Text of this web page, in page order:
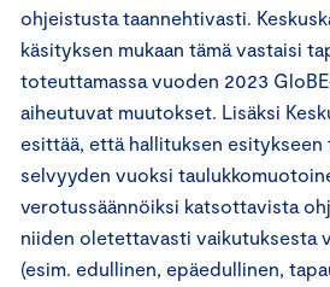
ohjeistusta taannehtivasti.
käsityksen mukaan tämä vastaisi
toteuttamassa vuoden 2023
aiheutuvat muutokset. Lisäksi
esittää, että hallituksen
selvyyden vuoksi
verotussäännöiksi katsottavista
niiden oletettavasti vaikutuksesta
(esim. edullinen, epäedullinen,